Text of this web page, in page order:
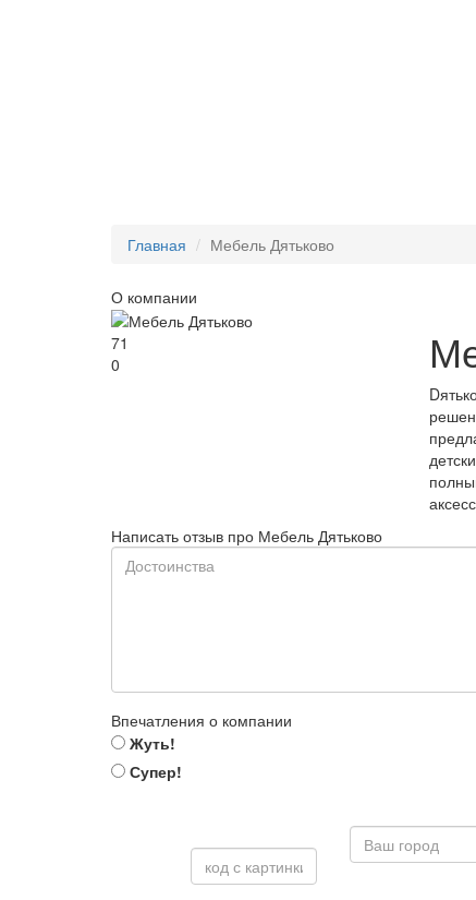
Главная Мебель Дятьково
О компании
71
0
Написать отзыв про Мебель Дятьково
Впечатления о компании
Жуть!
Супер!